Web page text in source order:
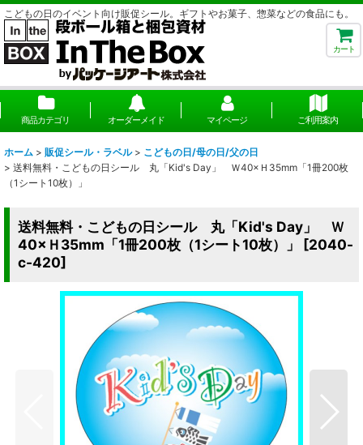
こどもの日のイベント向け販促シール。ギフトやお菓子、惣菜などの食品にも。
カート
商品カテゴリ オーダーメイド マイページ ご利用案内
ホーム > 販促シール・ラベル > こどもの日/母の日/父の日
> 送料無料・こどもの日シール 丸「Kid's Day」 Ｗ40×Ｈ35mm「1冊200枚
（1シート10枚）」
送料無料・こどもの日シール 丸「Kid's Day」 Ｗ
40×Ｈ35mm「1冊200枚（1シート10枚）」
[2040-
c-420]